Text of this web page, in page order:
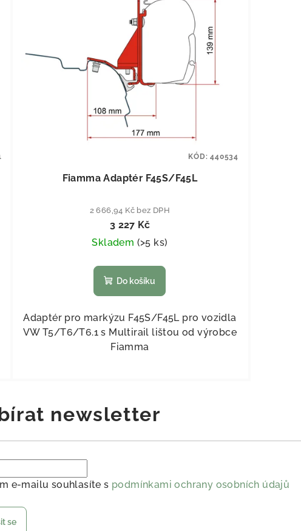
Fiamma Adaptér F45S/F45L
2 666,94 Kč bez DPH
3 227 Kč
Skladem (>5 ks)
Do košíku
Adaptér pro markýzu F45S/F45L pro vozidla
VW T5/T6/T6.1 s Multirail lištou od výrobce
Fiamma
KÓD:440534
newsletter
e-mailu souhlasíte s podmínkami ochrany osobních údajů
se